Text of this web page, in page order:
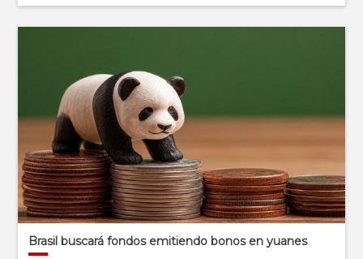
Brasil buscará fondos emitiendo bonos en yuanes